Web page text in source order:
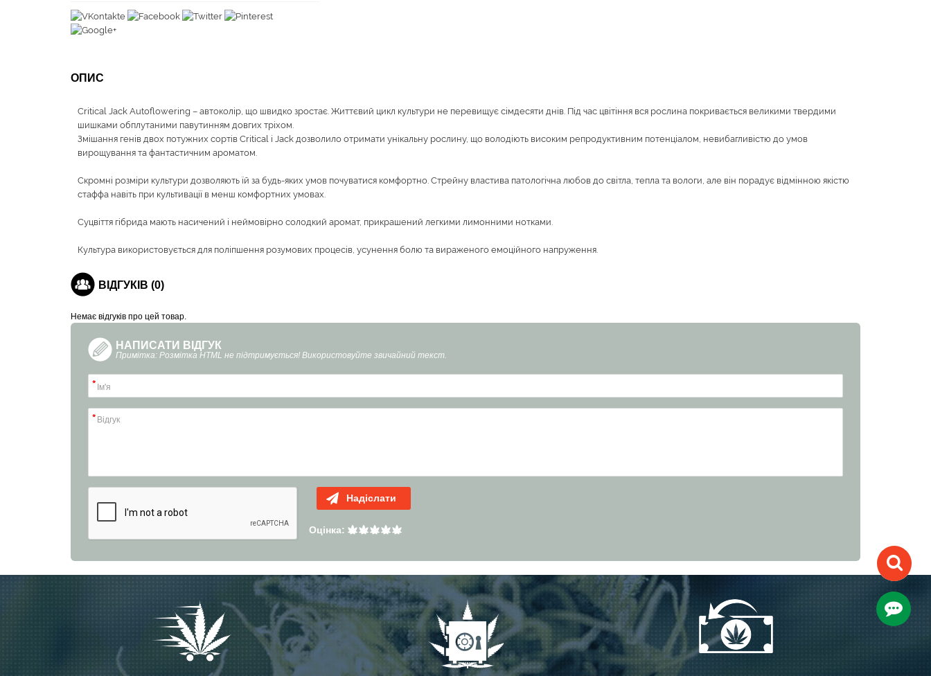
ОПИС
Critical Jack Autoflowering – автоколір, що швидко зростає. Життєвий цикл культури не перевищує сімдесяти днів. Під час цвітіння вся рослина покривається великими твердими
шишками обплутаними павутинням довгих тріхом.
Змішання генів двох потужних сортів Critical і Jack дозволило отримати унікальну рослину, що володіють високим репродуктивним потенціалом, невибагливістю до умов
вирощування та фантастичним ароматом.
Скромні розміри культури дозволяють їй за будь-яких умов почуватися комфортно. Стрейну властива патологічна любов до світла, тепла та вологи, але він порадує відмінною якістю
стаффа навіть при культивації в менш комфортних умовах.
Суцвіття гібрида мають насичений і неймовірно солодкий аромат, прикрашений легкими лимонними нотками.
Культура використовується для поліпшення розумових процесів, усунення болю та вираженого емоційного напруження.
ВІДГУКІВ (0)
Немає відгуків про цей товар.
НАПИСАТИ ВІДГУК
Примітка: Розмітка HTML не підтримується! Використовуйте звичайний текст.
Надіслати
Оцінка: